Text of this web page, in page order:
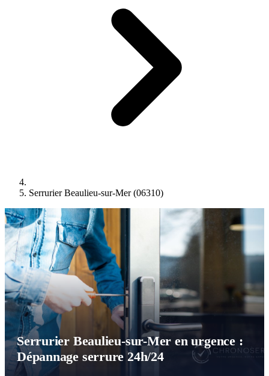
Serrurier Beaulieu-sur-Mer (06310)
Serrurier Beaulieu-sur-Mer en urgence :
Dépannage serrure 24h/24